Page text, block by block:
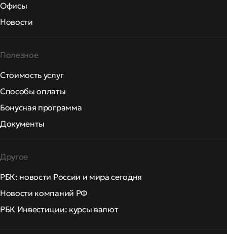
Офисы
Новости
Полезное
Стоимость услуг
Способы оплаты
Бонусная программа
Документы
Другое
РБК: новости России и мира сегодня
Новости компаний РФ
РБК Инвестиции: курсы валют